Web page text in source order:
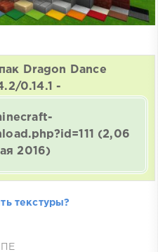
Dragon Dance
0.14.1 -
(2,06
2016)
текстуры?
ПЕ